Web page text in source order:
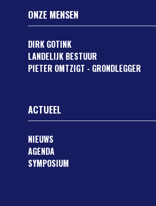
ONZE MENSEN
DIRK GOTINK
LANDELIJK BESTUUR
PIETER OMTZIGT - GRONDLEGGER
ACTUEEL
NIEUWS
AGENDA
SYMPOSIUM